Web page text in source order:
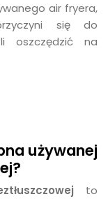
air fryera,
się do
oszczędzić na
używanej
to